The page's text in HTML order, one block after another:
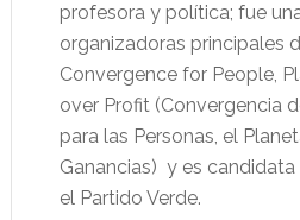
profesora y política; fue
organizadoras principales
Convergence for People,
over Profit (Convergencia
para las Personas, el
Ganancias) y es
el Partido Verde.